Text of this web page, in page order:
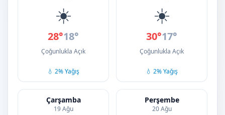
☀️
28°18°
Çoğunlukla Açık
💧 2% Yağış
☀️
30°17°
Çoğunlukla Açık
💧 2% Yağış
Çarşamba
19 Ağu
Perşembe
20 Ağu